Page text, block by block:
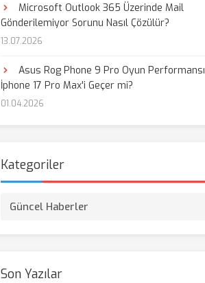
Microsoft Outlook 365 Üzerinde Mail
Gönderilemiyor Sorunu Nasıl Çözülür?
13.07.2026
Asus Rog Phone 9 Pro Oyun Performansı
İphone 17 Pro Max'i Geçer mi?
01.04.2026
Kategoriler
Güncel Haberler
Son Yazılar